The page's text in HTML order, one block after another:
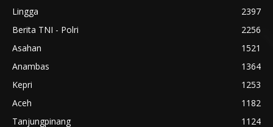
Lingga
2397
Berita TNI - Polri
2256
Asahan
1521
Anambas
1364
Kepri
1253
Aceh
1182
Tanjungpinang
1124